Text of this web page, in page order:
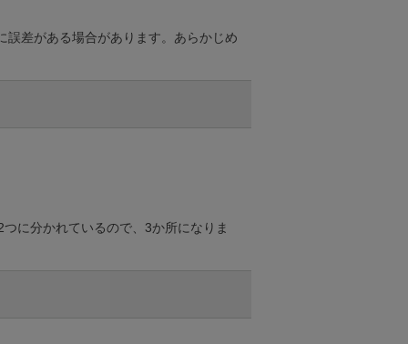
差がある場合があります。あらかじめ
に分かれているので、3か所になりま